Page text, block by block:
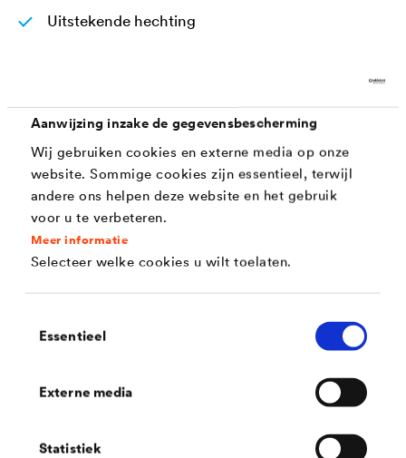
Aanwijzing inzake de gegevensbescherming
Wij gebruiken cookies en externe media op onze
website. Sommige cookies zijn essentieel, terwijl
andere ons helpen deze website en het gebruik
voor u te verbeteren.
Meer informatie
Selecteer welke cookies u wilt toelaten.
Essentieel
Externe media
Statistiek
Uitstekende hechting
Eenvoudig en gemakkelijk te schuren
Goede kantendekking bij hoog standvermogen
Zeer goede, lakachtige
verwerkingseigenschappen
Geurneutraal
Milieuvriendelijk
Mat